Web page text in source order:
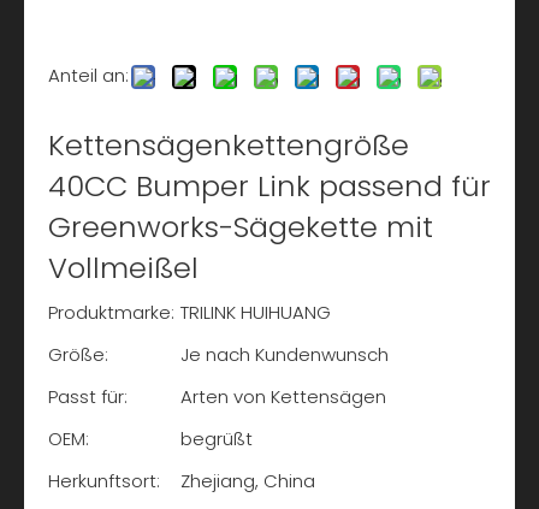
Anteil an:
Kettensägenkettengröße
40CC Bumper Link passend für
Greenworks-Sägekette mit
Vollmeißel
Produktmarke: TRILINK HUIHUANG
Größe:
Je nach Kundenwunsch
Passt für:
Arten von Kettensägen
OEM:
begrüßt
Herkunftsort:
Zhejiang, China